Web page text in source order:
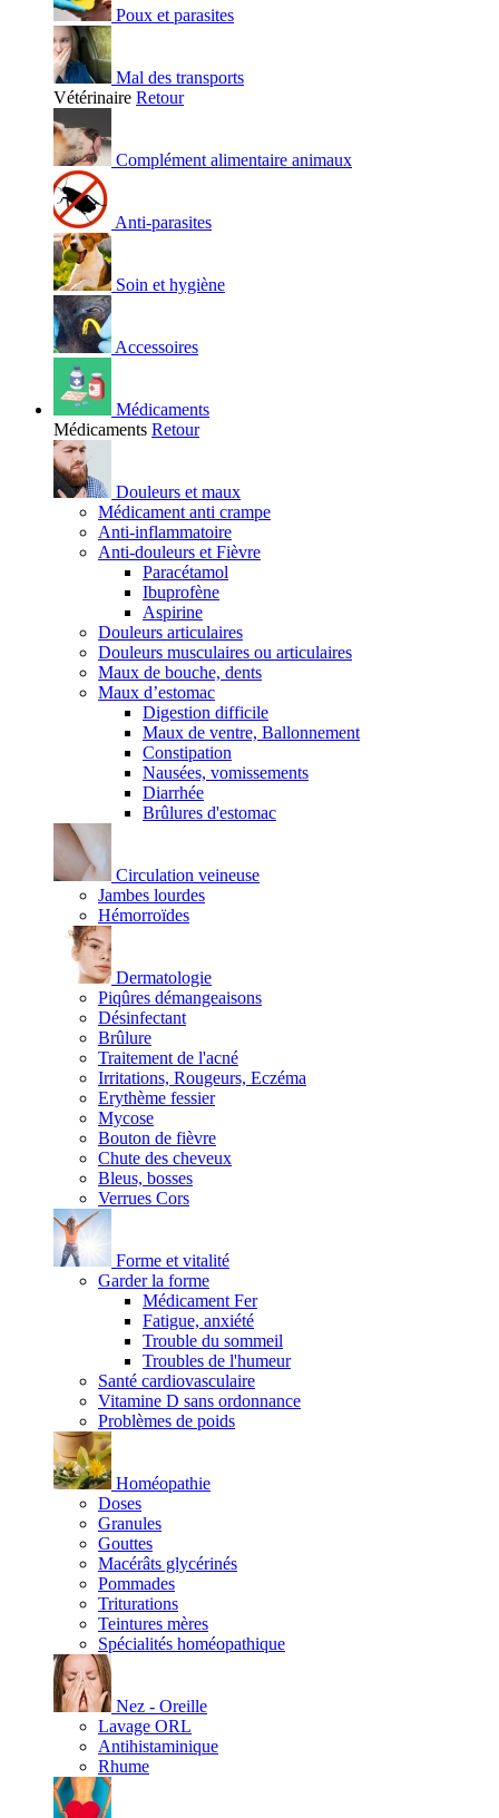
Poux et parasites
Mal des transports
Vétérinaire Retour
Complément alimentaire animaux
Anti-parasites
Soin et hygiène
Accessoires
Médicaments
Médicaments Retour
Douleurs et maux
Médicament anti crampe
Anti-inflammatoire
Anti-douleurs et Fièvre
Paracétamol
Ibuprofène
Aspirine
Douleurs articulaires
Douleurs musculaires ou articulaires
Maux de bouche, dents
Maux d’estomac
Digestion difficile
Maux de ventre, Ballonnement
Constipation
Nausées, vomissements
Diarrhée
Brûlures d'estomac
Circulation veineuse
Jambes lourdes
Hémorroïdes
Dermatologie
Piqûres démangeaisons
Désinfectant
Brûlure
Traitement de l'acné
Irritations, Rougeurs, Eczéma
Erythème fessier
Mycose
Bouton de fièvre
Chute des cheveux
Bleus, bosses
Verrues Cors
Forme et vitalité
Garder la forme
Médicament Fer
Fatigue, anxiété
Trouble du sommeil
Troubles de l'humeur
Santé cardiovasculaire
Vitamine D sans ordonnance
Problèmes de poids
Homéopathie
Doses
Granules
Gouttes
Macérâts glycérinés
Pommades
Triturations
Teintures mères
Spécialités homéopathique
Nez - Oreille
Lavage ORL
Antihistaminique
Rhume